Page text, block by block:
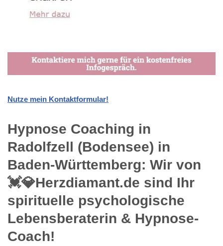
Nutze mein Kontaktformular!
Hypnose Coaching in
Radolfzell (Bodensee) in
Baden-Württemberg: Wir von
💓️💎Herzdiamant.de sind Ihr
spirituelle psychologische
Lebensberaterin & Hypnose-
Coach!